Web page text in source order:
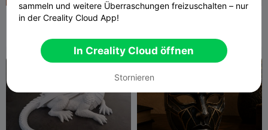
Dungeon and Dragons
Minotaur
sammeln und weitere Überraschungen freizuschalten – nur
in der Creality Cloud App!
In Creality Cloud öffnen
Stornieren